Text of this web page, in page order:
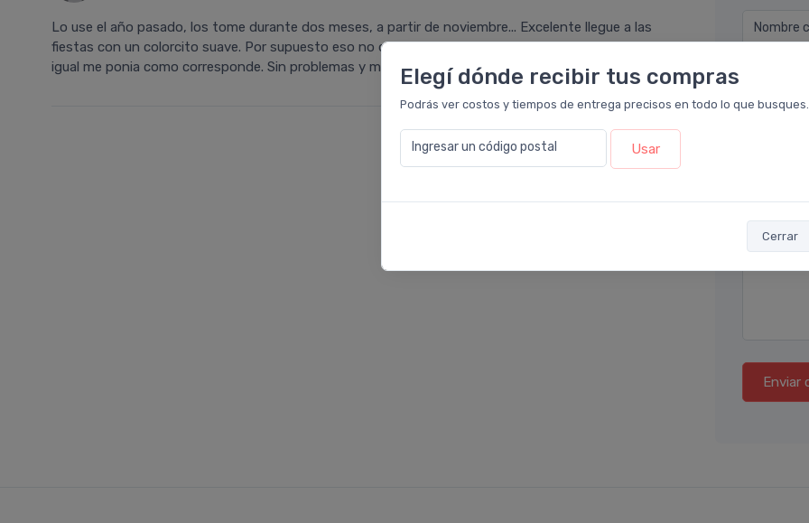
Elegí dónde recibir tus compras
Podrás ver costos y tiempos de entrega precisos en todo lo que busques.
Ingresar un código postal Usar
Cerrar
Lo use el año pasado, los tome durante dos meses, a partir de noviembre... Excelente llegue a las
fiestas con un colorcito suave. Por supuesto eso no quiere decir que no se deba usar protector solar,
igual me ponia como corresponde. Sin problemas y muy facil de tomar. (un comprimido por dia)
Nombre
Email*
Por
Enviar